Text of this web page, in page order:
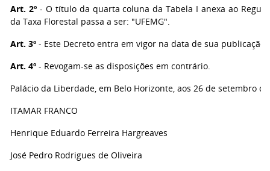
Art. 2º- O título da quarta coluna da Tabela I anexa ao
da Taxa Florestal passa a ser: "UFEMG".
Art. 3º - Este Decreto entra em vigor na data de sua publicação.
Art. 4º - Revogam-se as disposições em contrário.
Palácio da Liberdade, em Belo Horizonte, aos 26 de setembro
ITAMAR FRANCO
Henrique Eduardo Ferreira Hargreaves
José Pedro Rodrigues de Oliveira